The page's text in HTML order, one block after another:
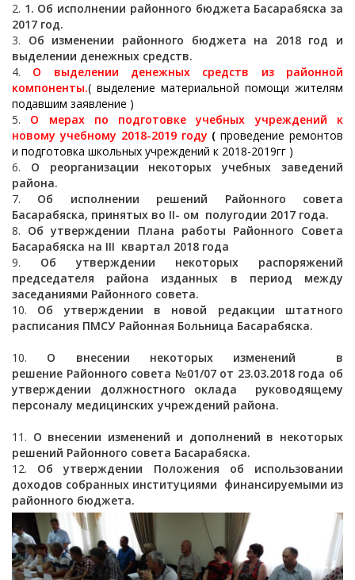
1. Об исполнении районного бюджета Басарабяска за
2017 год.
Об изменении районного бюджета на 2018 год и
выделении денежных средств.
О выделении денежных средств из районной
компоненты.( выделение материальной помощи жителям
подавшим заявление )
О мерах по
подготовке учебных учреждений к
новому учебному 2018-2019 году (проведение ремонтов
и подготовка школьных учреждений к 2018-2019гг )
О реорганизации некоторых учебных заведений
района.
Об исполнении решений Районного совета
Басарабяска, принятых во II- ом полугодии 2017 года.
Об утверждении Плана работы Районного Совета
Басарабяска на III квартал 2018 года
Об утверждении некоторых распоряжений
председателя района изданных в период между
заседаниями Районного совета.
Об утверждении в новой редакции штатного
расписания ПМСУ Районная Больница Басарабяска.
О внесении некоторых изменений в
решение Районного совета №01/07 от 23.03.2018 года об
утверждении должностного оклада руководящему
персоналу медицинских учреждений района.
О внесении изменений и дополнений в некоторых
решений Районного совета Басарабяска.
Об утверждении Положения об использовании
доходов собранных институциями финансируемыми из
районного бюджета.